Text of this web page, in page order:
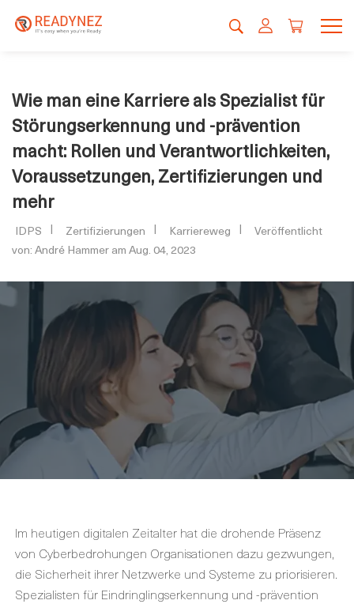
Wie man eine Karriere als Spezialist für
Störungserkennung und -prävention
macht: Rollen und Verantwortlichkeiten,
Voraussetzungen, Zertifizierungen und
mehr
IDPS Zertifizierungen Karriereweg
Veröffentlicht
von: André Hammer am Aug. 04, 2023
Im heutigen digitalen Zeitalter hat die drohende Präsenz
von Cyberbedrohungen Organisationen dazu gezwungen,
die Sicherheit ihrer Netzwerke und Systeme zu priorisieren.
Spezialisten für Eindringlingserkennung und -prävention